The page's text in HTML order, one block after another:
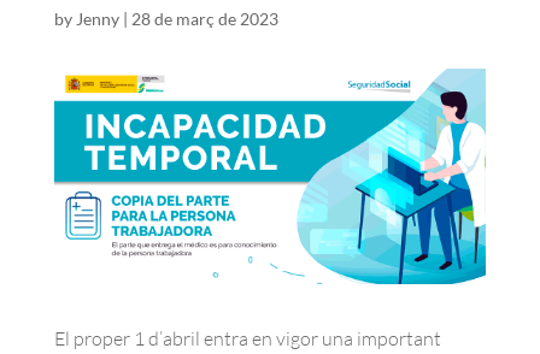
by Jenny| 28 de març de 2023
El proper 1 d’abril entra en vigor una important